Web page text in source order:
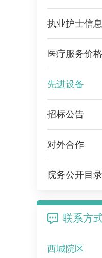
执业护士信
医疗服务价
先进设备
招标公告
对外合作
院务公开目录
联系方
西城院区